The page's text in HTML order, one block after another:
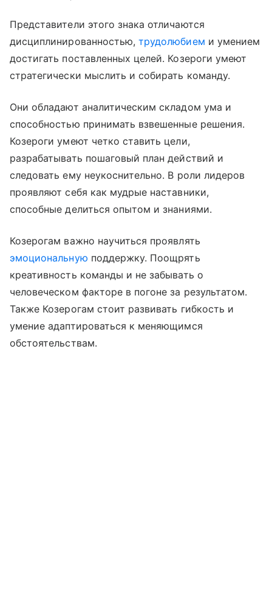
Представители этого знака отличаются
дисциплинированностью,трудолюбием и умением
достигать поставленных целей. Козероги умеют
стратегически мыслить и собирать команду.
Они обладают аналитическим складом ума и
способностью принимать взвешенные решения.
Козероги умеют четко ставить цели,
разрабатывать пошаговый план действий и
следовать ему неукоснительно. В роли лидеров
проявляют себя как мудрые наставники,
способные делиться опытом и знаниями.
Козерогам важно научиться проявлять
эмоциональную поддержку. Поощрять
креативность команды и не забывать о
человеческом факторе в погоне за результатом.
Также Козерогам стоит развивать гибкость и
умение адаптироваться к меняющимся
обстоятельствам.